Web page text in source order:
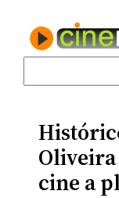
contenido
Oliveira
cine a